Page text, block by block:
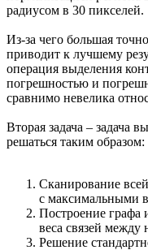
радиусом в 30 пикселей.
Из-за чего большая
приводит к лучшему
операция выделения
погрешностью и
сравнимо невелика
Вторая задача – задача
решаться таким образом:
Сканирование
с максимальными
Построение графа
веса связей между
Решение